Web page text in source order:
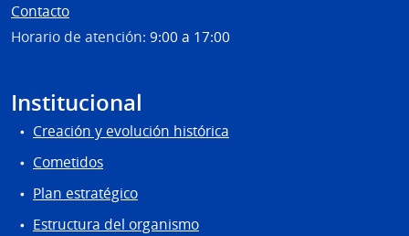
Contacto
Horario de atención: 9:00 a 17:00
Institucional
Creación y evolución histórica
Cometidos
Plan estratégico
Estructura del organismo